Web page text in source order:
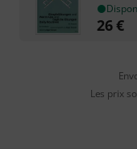
26€
Les prix